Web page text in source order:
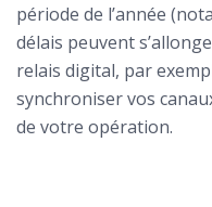
période de l’année
délais peuvent
relais digital, par
synchroniser vos
de votre opération.